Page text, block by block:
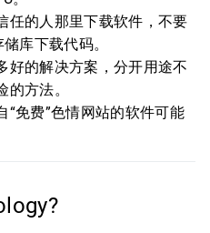
任的人那里下载软件，不要
库下载代码。
好的解决方案，分开用途不
方法。
“免费”色情网站的软件可能